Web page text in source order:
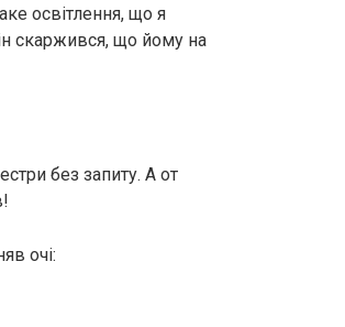
освітлення, що я
скаржився, що йому на
без запиту. А от
очі: